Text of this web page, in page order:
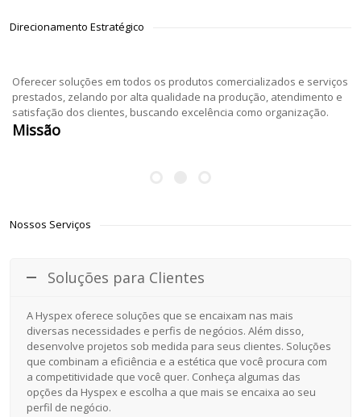
Direcionamento Estratégico
Oferecer soluções em todos os produtos comercializados e serviços
prestados, zelando por alta qualidade na produção, atendimento e
satisfação dos clientes, buscando excelência como organização.
Missão
Nossos Serviços
Soluções para Clientes
A Hyspex oferece soluções que se encaixam nas mais
diversas necessidades e perfis de negócios. Além disso,
desenvolve projetos sob medida para seus clientes. Soluções
que combinam a eficiência e a estética que você procura com
a competitividade que você quer. Conheça algumas das
opções da Hyspex e escolha a que mais se encaixa ao seu
perfil de negócio.